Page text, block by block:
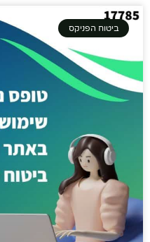
ביטוח הפניקס